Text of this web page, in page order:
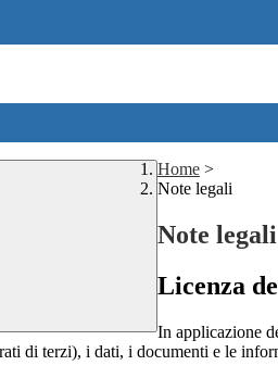
Home >
Note legali
Note legali
Licenza
In applicazione
di terzi), i dati, i documenti e le